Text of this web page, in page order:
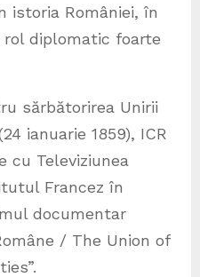
istoria României, în
diplomatic foarte
sărbătorirea Unirii
ianuarie 1859), ICR
cu Televiziunea
Francez în
documentar
/ The Union of